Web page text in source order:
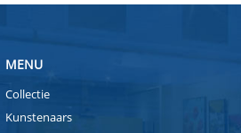
MENU
Collectie
Kunstenaars